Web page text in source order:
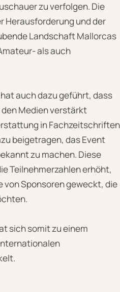
zu verfolgen. Die
Herausforderung und der
Landschaft Mallorcas
als auch
auch dazu geführt, dass
Medien verstärkt
in Fachzeitschriften
beigetragen, das Event
zu machen. Diese
Teilnehmerzahlen erhöht,
von Sponsoren geweckt, die
sich somit zu einem